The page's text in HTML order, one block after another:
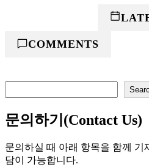
COMMENTS
색
문의하기(Contact Us)
문의하실 때 아래 항목을 함께
담이 가능합니다.